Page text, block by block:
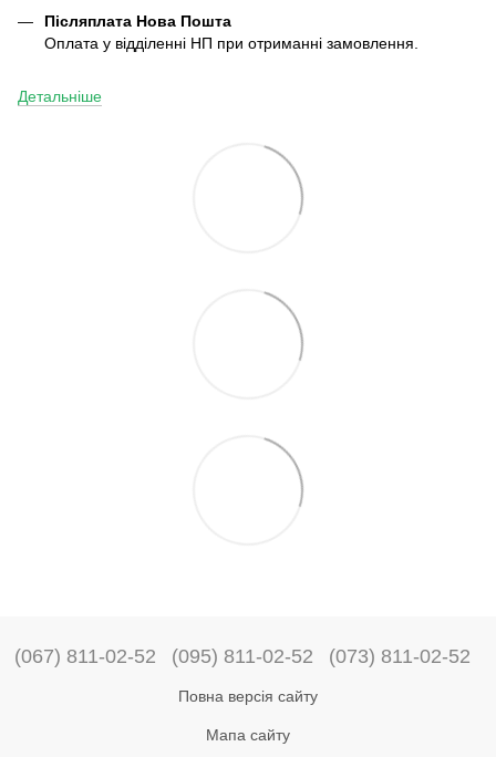
Післяплата Нова Пошта
Оплата у відділенні НП при отриманні замовлення.
Детальніше
(067) 811-02-52 (095) 811-02-52 (073) 811-02-52
Повна версія сайту
Мапа сайту